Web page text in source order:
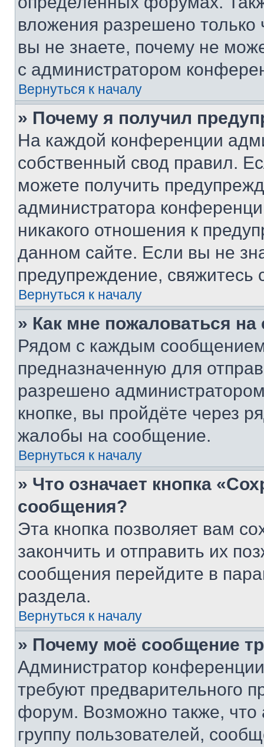
вложения разрешено
вы не знаете, почему не
с администратором
Вернуться к началу
» Почему я получил
На каждой конференции
собственный свод правил.
можете получить
администратора
никакого отношения к
данном сайте. Если вы не
предупреждение,
Вернуться к началу
» Как мне пожаловаться
Рядом с каждым сообщением
предназначенную для
разрешено
кнопке, вы пройдёте через
жалобы на сообщение.
Вернуться к началу
» Что означает кнопка
сообщения?
Эта кнопка позволяет вам
закончить и отправить их
сообщения перейдите в
раздела.
Вернуться к началу
» Почему моё сообщение
Администратор
требуют предварительного
форум. Возможно также, что
группу пользователей,